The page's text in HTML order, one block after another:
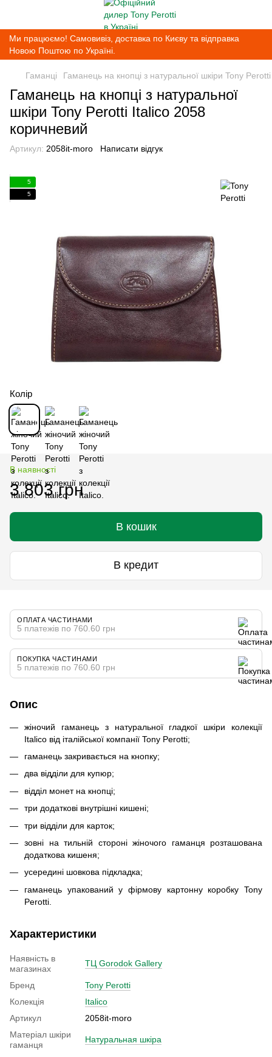
Ми працюємо! Самовивіз, доставка по Києву та відправка
Новою Поштою по Україні.
Гаманці Гаманець на кнопці з натуральної шкіри Tony
Гаманець на кнопці з натуральної
шкіри Tony Perotti Italico 2058
коричневий
Артикул: 2058it-moro Написати відгук
5
5
Колір
В наявності
3 803 грн
В кошик
В кредит
ОПЛАТА ЧАСТИНАМИ
5 платежів по 760.60 грн
ПОКУПКА ЧАСТИНАМИ
5 платежів по 760.60 грн
Опис
жіночий гаманець з натуральної гладкої шкіри колекції
Italico від італійської компанії Tony Perotti;
гаманець закривається на кнопку;
два відділи для купюр;
відділ монет на кнопці;
три додаткові внутрішні кишені;
три відділи для карток;
зовні на тильній стороні жіночого гаманця розташована
додаткова кишеня;
усередині шовкова підкладка;
гаманець упакований у фірмову картонну коробку Tony
Perotti.
Характеристики
Наявність в
магазинах
ТЦ Gorodok Gallery
Бренд
Tony Perotti
Колекція
Italico
Артикул
2058it-moro
Матеріал шкіри
гаманця
Натуральная шкіра